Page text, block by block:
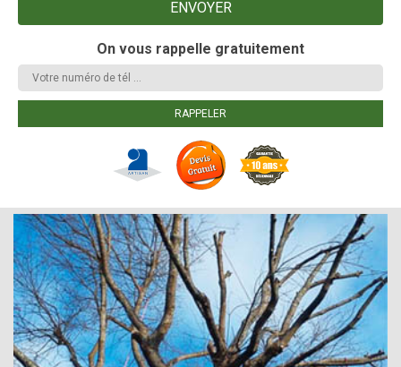
On vous rappelle gratuitement